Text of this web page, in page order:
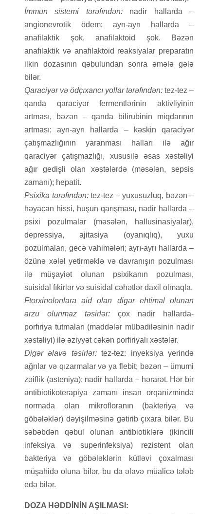
İmmun sistemi tərəfındən:nadir hallarda –
angionevrotik ödem; ayrı-ayrı hallarda –
anafilaktik şok, anafilaktoid şok. Bəzən
anafılaktik və anafılaktoid reaksiyalar preparatın
ilkin dozasının qəbulundan sonra əmələ gələ
bilər.
Qaraciyər və ödçıxarıcı yollar tərəfındən: tez-tez –
qanda qaraciyər fermentlərinin aktivliyinin
artması, bəzən – qanda bilirubinin miqdarının
artması; ayrı-ayrı hallarda – kəskin qaraciyər
çatışmazlığının yaranması halları ilə ağır
qaraciyər çatışmazlığı, xususilə əsas xəstəliyi
ağır gedişli olan xəstələrdə (məsələn, sepsis
zamanı); hepatit.
Psixika tərəfındən:tez-tez – yuxusuzluq, bəzən –
həyacan hissi, huşun qarışması, nadir hallarda –
psixi pozulmalar (məsələn, hallusinasiyalar),
depressiya, ajitasiya (oyanıqlıq), yuxu
pozulmaları, gecə vahimələri; ayrı-ayrı hallarda –
özünə xələl yetirməklə və davranışın pozulması
ilə müşayiət olunan psixikanın pozulması,
suisidal fıkirlər və suisidal cəhətlər daxil olmaqla.
Ftorxinolonlara aid olan digər ehtimal olunan
arzu olunmaz təsirlər: çox nadir hallarda-
porfıriya tutmaları (maddələr mübadiləsinin nadir
xəstəliyi) ilə əziyyət cəkən porfiriyalı xəstələr.
Digər əlavə təsirlər:tez-tez: inyeksiya yerində
ağrılar və qızarmalar və ya flebit; bəzən – ümumi
zəiflik (asteniya); nadir hallarda – hərarət. Hər bir
antibiotikoterapiya zamanı insan orqanizmində
normada olan mikrofloranın (bakteriya və
göbələklər) dəyişilməsinə gətirib çıxara bilər. Bu
səbəbdən qəbul olunan antibiotiklərə (ikincili
infeksiya və superinfeksiya) rezistent olan
bakteriya və göbələklərin kütləvi çoxalması
müşahidə oluna bilər, bu da əlavə müalicə tələb
edə bilər.
DOZA HƏDDİNİN AŞILMASI: